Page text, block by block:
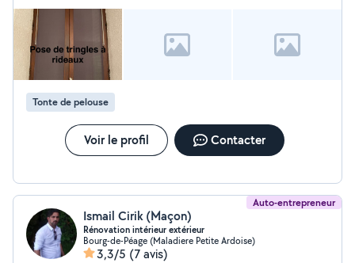
Tonte de pelouse
Voir le profil Contacter
Auto-entrepreneur
Ismail Cirik (Maçon)
Rénovation intérieur extérieur
Bourg-de-Péage (Maladiere Petite Ardoise)
3,3/5 (7 avis)